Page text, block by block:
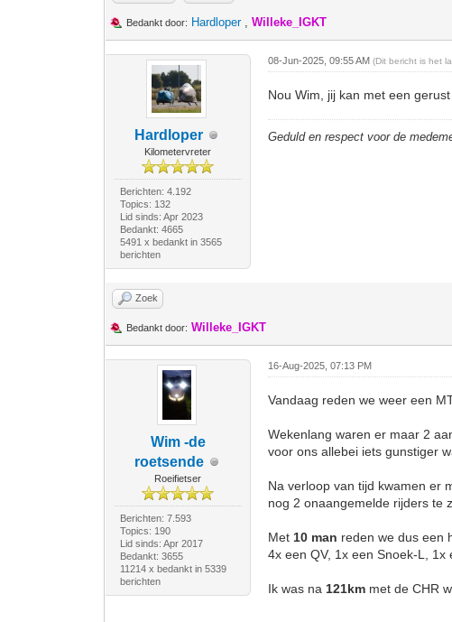
Bedankt door: Hardloper,Willeke_IGKT
Hardloper
Kilometervreter
Berichten: 4.192
Topics: 132
Lid sinds: Apr 2023
Bedankt: 4665
5491 x bedankt in 3565
berichten
08-Jun-2025, 09:55 AM(Dit bericht is het
Nou Wim, jij kan met een
Geduld en respect voor de
Zoek
Bedankt door: Willeke_IGKT
Wim -de
roetsende
Roeifietser
Berichten: 7.593
Topics: 190
Lid sinds: Apr 2017
Bedankt: 3655
11214 x bedankt in 5339
berichten
16-Aug-2025, 07:13 PM
Vandaag reden we weer een
Wekenlang waren er maar 2
voor ons allebei iets gunstiger
Na verloop van tijd kwamen er
nog 2 onaangemelde rijders te
Met 10 man reden we dus een
4x een QV, 1x een Snoek-L, 1x
Ik was na 121km met de CHR